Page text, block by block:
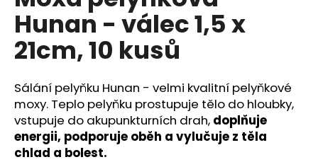
0,0
5
hvězdiček.
Hunan - válec 1,5 x
21cm, 10 kusů
Sálání pelyňku Hunan - velmi kvalitní pelyňkové
moxy. Teplo pelyňku prostupuje tělo do hloubky,
vstupuje do akupunkturních drah, doplňuje
energii, podporuje oběh a vylučuje z těla
chlad a bolest.
a
j
í
?